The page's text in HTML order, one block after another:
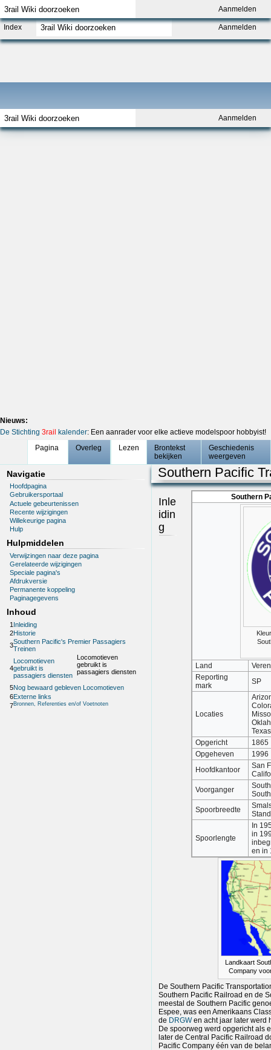
Aanmelden
Aanmelden
Index Aanmelden
Nieuws:
De Stichting 3rail kalender: Een aanrader voor elke actieve modelspoor hobbyist!
Pagina
Overleg Lezen
Brontekst
bekijken
Geschiedenis
weergeven
Navigatie
Hoofdpagina
Gebruikersportaal
Actuele gebeurtenissen
Recente wijzigingen
Willekeurige pagina
Hulp
Hulpmiddelen
Verwijzingen naar deze pagina
Gerelateerde wijzigingen
Speciale pagina's
Afdrukversie
Permanente koppeling
Paginagegevens
Inhoud
1 Inleiding
2Historie
3Southern Pacific's Premier Passagiers
Treinen
4
Locomotieven
gebruikt is
passagiers diensten
Locomotieven
gebruikt is
passagiers diensten
5Nog bewaard gebleven Locomotieven
6Externe links
7Bronnen, Referenties en/of Voetnoten
Southern Pacific
Southern
Land
Reporting
mark
SP
Locaties
Opgericht
1865
Opgeheven
1996
Hoofdkantoor
San
Voorganger
Spoorbreedte
Spoorlengte
In
in
en in
Inle
idin
g
Landkaart
Company
De Southern Pacific
Southern Pacific Railroad en de
meestal de Southern Pacific
Espee, was een Amerikaans
de DRGWen acht jaar later werd
De spoorweg werd opgericht als
later de Central Pacific Railroad
Pacific Company één van de